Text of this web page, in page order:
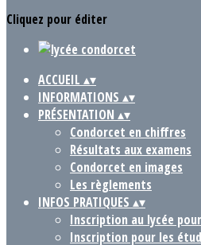
Cliquez pour éditer
ACCUEIL ▴▾
INFORMATIONS ▴▾
PRÉSENTATION ▴▾
Condorcet en chiffres
Résultats aux examens
Condorcet en images
Les règlements
INFOS PRATIQUES ▴▾
Inscription au lycée
Inscription pour les